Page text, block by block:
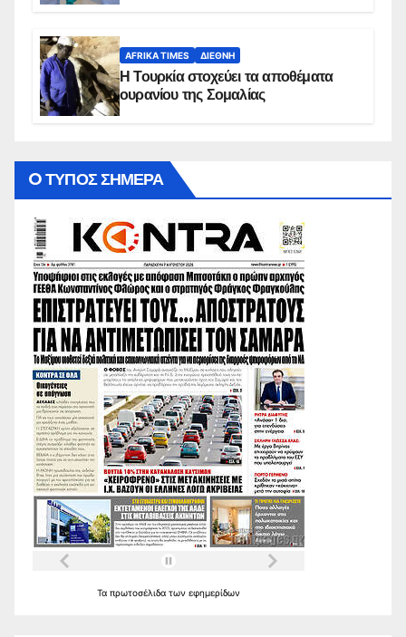
AFRIKA TIMES ΔΙΕΘΝΉ
Η Τουρκία στοχεύει τα αποθέματα
ουρανίου της Σομαλίας
O ΤΥΠΟΣ ΣΗΜΕΡΑ
Τα πρωτοσέλιδα των εφημερίδων